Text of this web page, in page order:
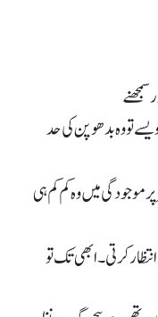
تو وہ بدھو پن کی حد
موجودگی میں وہ کم کم ہی
کرتی۔ ابھی تک تو